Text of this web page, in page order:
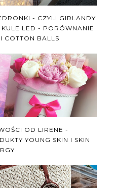
- CZYLI GIRLANDY
LED - PORÓWNANIE
COTTON BALLS
OD LIRENE -
YOUNG SKIN I SKIN